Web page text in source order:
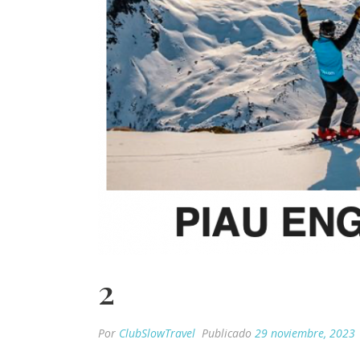
2
Por ClubSlowTravel Publicado 29 noviembre, 2023